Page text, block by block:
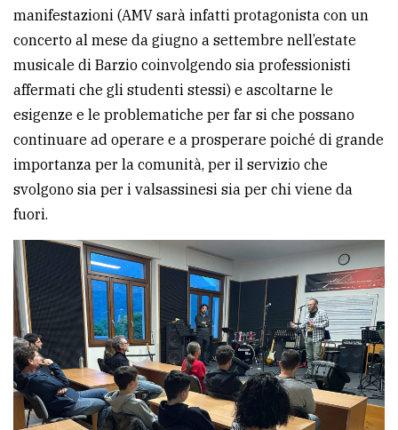
manifestazioni (AMV sarà infatti protagonista con un
concerto al mese da giugno a settembre nell’estate
musicale di Barzio coinvolgendo sia professionisti
affermati che gli studenti stessi) e ascoltarne le
esigenze e le problematiche per far si che possano
continuare ad operare e a prosperare poiché di grande
importanza per la comunità, per il servizio che
svolgono sia per i valsassinesi sia per chi viene da
fuori.